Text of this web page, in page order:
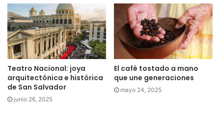
Teatro Nacional: joya
arquitectónica e histórica
de San Salvador
junio 26, 2025
El café tostado a mano
que une generaciones
mayo 24, 2025